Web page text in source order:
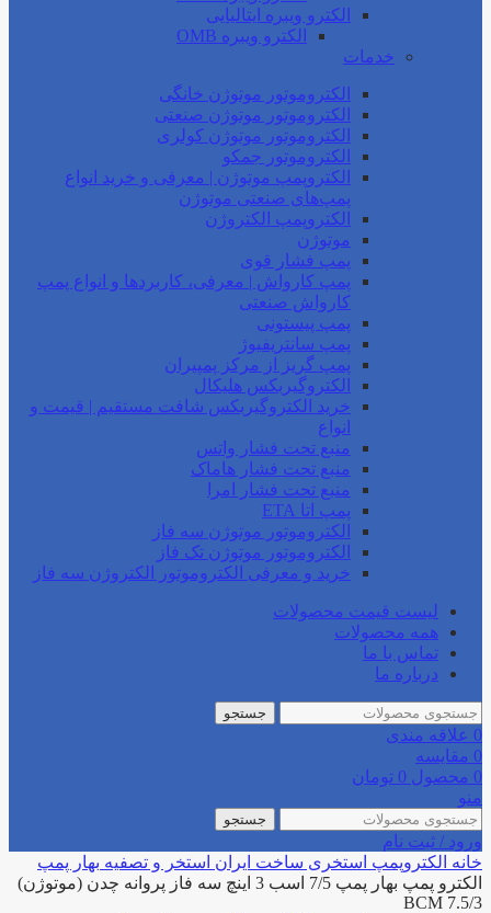
الکترو ویبره ایتالیایی
الکترو ویبره OMB
خدمات
الکتروموتور موتوژن خانگی
الکتروموتور موتوژن صنعتی
الکتروموتور موتوژن کولری
الکتروموتور جمکو
الکتروپمپ موتوژن | معرفی و خرید انواع
پمپ‌های صنعتی موتوژن
الکتروپمپ الکتروژن
موتوژن
پمپ فشار قوی
پمپ کارواش | معرفی، کاربردها و انواع پمپ
کارواش صنعتی
پمپ پیستونی
پمپ سانتریفیوژ
پمپ گریز از مرکز پمپیران
الکتروگیربکس هلیکال
خرید الکتروگیربکس شافت مستقیم | قیمت و
انواع
منبع تحت فشار واتس
منبع تحت فشار هاماک
منبع تحت فشار امرا
پمپ اتا ETA
الکتروموتور موتوژن سه فاز
الکتروموتور موتوژن تک فاز
خرید و معرفی الکتروموتور الکتروژن سه فاز
لیست قیمت محصولات
همه محصولات
تماس با ما
درباره ما
جستجو
0 علاقه مندی
0 مقایسه
0 محصول 0 تومان
منو
جستجو
ورود / ثبت نام
خانه الکتروپمپ استخری ساخت ایران استخر و تصفیه بهار پمپ
الکترو پمپ بهار پمپ 7/5 اسب 3 اینچ سه فاز پروانه چدن (موتوژن)
BCM 7.5/3